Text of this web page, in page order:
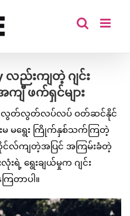
လည်းကျတဲ့ ဂျင်း
ျီ ဖက်ရှင်များ
ါးနဲ့ လွတ်လွတ်လပ်လပ် ဝတ်ဆင်နိုင်
မ မရွေး ကြိုက်နှစ်သက်ကြတဲ့
င်လ်ကျတဲ့အပြင် အကြမ်းခံတဲ့
ရဲ့ ရွေးချယ်မှုက ဂျင်း
ြတာပါ။